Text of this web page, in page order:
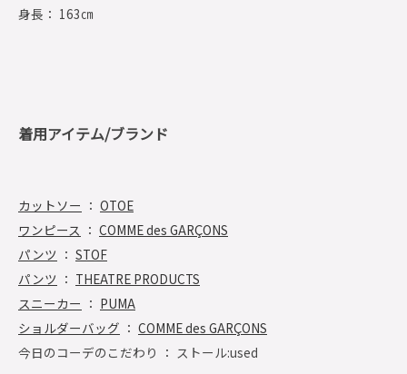
身長： 163㎝
着用アイテム/ブランド
カットソー ： OTOE
ワンピース ： COMME des GARÇONS
パンツ ： STOF
パンツ ： THEATRE PRODUCTS
スニーカー ： PUMA
ショルダーバッグ ： COMME des GARÇONS
今日のコーデのこだわり ： ストール:used